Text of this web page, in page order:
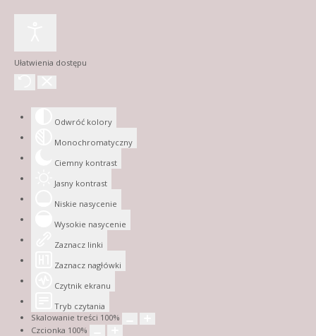
Ułatwienia dostępu
Odwróć kolory
Monochromatyczny
Ciemny kontrast
Jasny kontrast
Niskie nasycenie
Wysokie nasycenie
Zaznacz linki
Zaznacz nagłówki
Czytnik ekranu
Tryb czytania
Skalowanie treści 100%
Czcionka 100%